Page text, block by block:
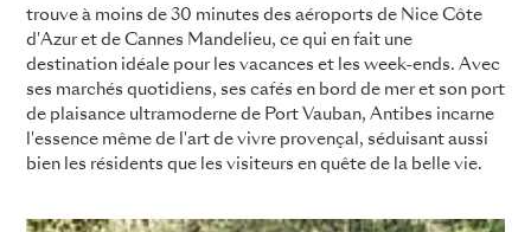
trouve à moins de 30 minutes des aéroports de Nice Côte
d'Azur et de Cannes Mandelieu, ce qui en fait une
destination idéale pour les vacances et les week-ends. Avec
ses marchés quotidiens, ses cafés en bord de mer et son port
de plaisance ultramoderne de Port Vauban, Antibes incarne
l'essence même de l'art de vivre provençal, séduisant aussi
bien les résidents que les visiteurs en quête de la belle vie.